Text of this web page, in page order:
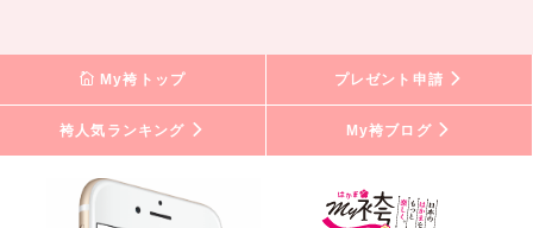
My袴トップ プレゼント申請
袴人気ランキング My袴ブログ